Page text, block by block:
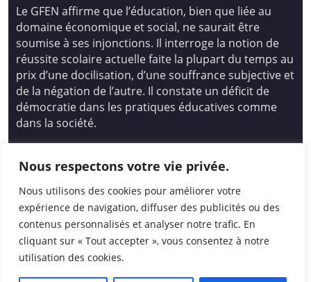
Nous respectons votre vie privée.
Nous utilisons des cookies pour améliorer votre
expérience de navigation, diffuser des publicités ou des
contenus personnalisés et analyser notre trafic. En
cliquant sur « Tout accepter », vous consentez à notre
utilisation des cookies.
Le GFEN affirme que l’éducation, bien que liée au
domaine économique et social, ne saurait être
soumise à ses injonctions. Il interroge la notion de
réussite scolaire actuelle faite la plupart du temps au
prix d’une docilisation, d’une souffrance subjective et
de la négation de l’autre. Il constate un déficit de
démocratie dans les pratiques éducatives comme
dans la société.
Nouvelle
14 avenue Spinoza 94200 Ivry Sur Seine
01 46 72 53 17 – gfen@gfen.asso.fr